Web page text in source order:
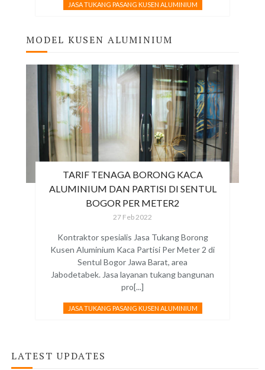
JASA TUKANG PASANG KUSEN ALUMINIUM
MODEL KUSEN ALUMINIUM
TARIF TENAGA BORONG KACA
ALUMINIUM DAN PARTISI DI SENTUL
BOGOR PER METER2
27 Feb 2022
Kontraktor spesialis Jasa Tukang Borong
Kusen Aluminium Kaca Partisi Per Meter 2 di
Sentul Bogor Jawa Barat, area
Jabodetabek. Jasa layanan tukang bangunan
pro[...]
JASA TUKANG PASANG KUSEN ALUMINIUM
LATEST UPDATES